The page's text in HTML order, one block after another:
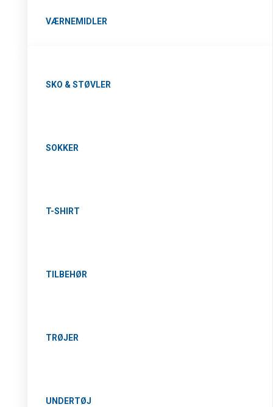
VÆRNEMIDLER
SKO & STØVLER
SOKKER
T-SHIRT
TILBEHØR
TRØJER
UNDERTØJ